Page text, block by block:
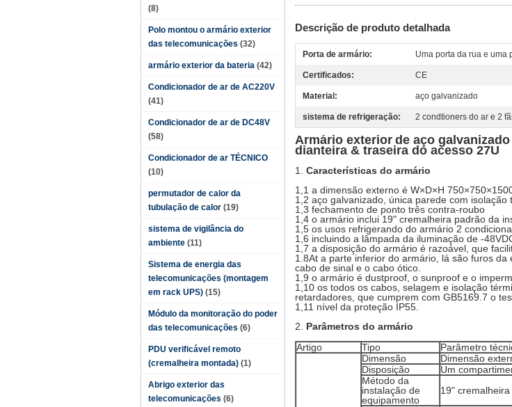
(8)
Polo montou o armário exterior
das telecomunicações (32)
armário exterior da bateria (42)
Condicionador de ar de AC220V
(41)
Condicionador de ar de DC48V
(58)
Condicionador de ar TÉCNICO
(10)
permutador de calor da
tubulação de calor (19)
sistema de vigilância do
ambiente (11)
Sistema de energia das
telecomunicações (montagem
em rack UPS) (15)
Módulo da monitoração do poder
das telecomunicações (6)
PDU verificável remoto
(cremalheira montada) (1)
Abrigo exterior das
telecomunicações (6)
Descrição de produto detalhada
Porta de armário: Uma porta da rua e uma
Certificados: CE
Material: aço galvanizado
sistema de refrigeração: 2 condtioners do ar e 2
Armário exterior de aço galvanizado
dianteira & traseira do acesso 27U
1. Características do armário
1,1 a dimensão externo é W×D×H
1,2 aço galvanizado, única parede com isolação
1,3 fechamento de ponto três contra-roubo
1,4 o armário inclui 19" cremalheira padrão da
1,5 os usos refrigerando do armário 2
1,6 incluindo a lâmpada da iluminação de -
1,7 a disposição do armário é razoável, que
1.8At a parte inferior do armário, lá são furos
cabo de sinal e o cabo ótico.
1,9 o armário é dustproof, o sunproof e o
1,10 os todos os cabos, selagem e isolação
retardadores, que cumprem com GB5169.7 o
1,11 nível da proteção IP55.
2. Parâmetros do armário
Artigo
Tipo Parâmetro
Dimensão Dimensão
Disposição
Um
Método da
instalação de
equipamento
19"